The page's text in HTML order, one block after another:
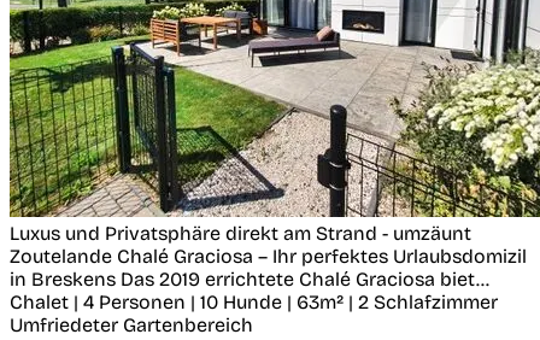
Luxus und Privatsphäre direkt am Strand - umzäunt
Zoutelande Chalé Graciosa – Ihr perfektes Urlaubsdomizil
in Breskens Das 2019 errichtete Chalé Graciosa biet...
Chalet | 4 Personen | 10 Hunde | 63m² | 2 Schlafzimmer
Umfriedeter Gartenbereich